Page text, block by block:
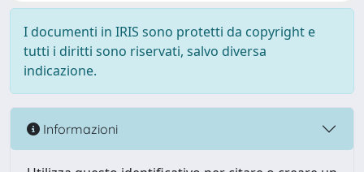
I documenti in IRIS sono protetti da copyright e
tutti i diritti sono riservati, salvo diversa
indicazione.
Informazioni